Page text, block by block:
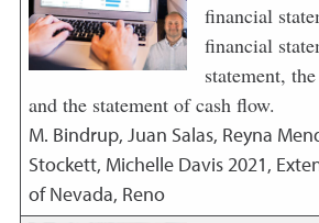
financial
financial
statement,
and the statement of cash flow.
M. Bindrup, Juan Salas, Reyna
Stockett, Michelle Davis2021,
of Nevada, Reno